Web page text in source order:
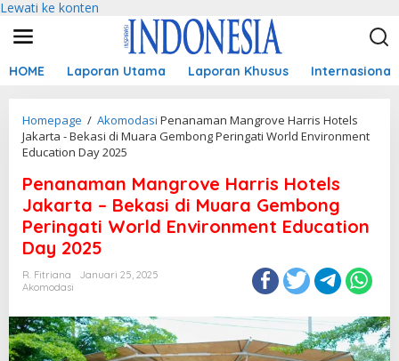
Lewati ke konten
HOME Laporan Utama Laporan Khusus Internasional
Homepage / Akomodasi Penanaman Mangrove Harris Hotels
Jakarta - Bekasi di Muara Gembong Peringati World Environment
Education Day 2025
Penanaman Mangrove Harris Hotels
Jakarta – Bekasi di Muara Gembong
Peringati World Environment Education
Day 2025
R. Fitriana
Januari 25, 2025
Akomodasi